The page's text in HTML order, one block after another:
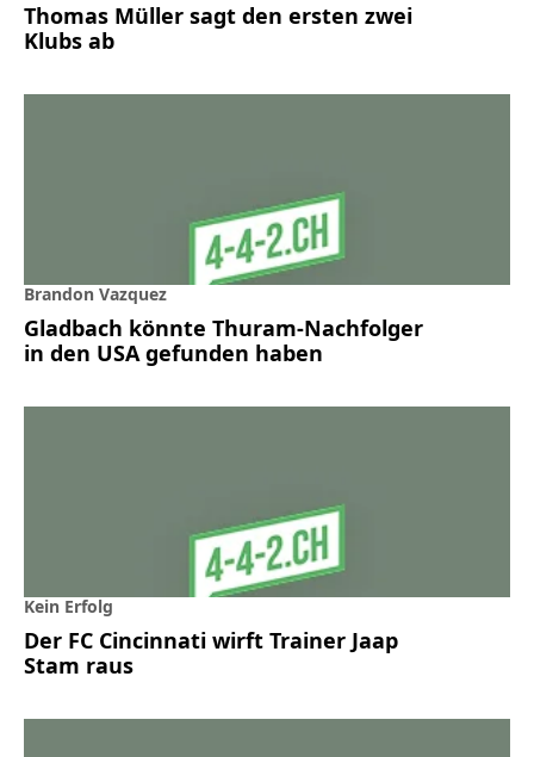
Thomas Müller sagt den ersten zwei
Klubs ab
Brandon Vazquez
Gladbach könnte Thuram-Nachfolger
in den USA gefunden haben
Kein Erfolg
Der FC Cincinnati wirft Trainer Jaap
Stam raus